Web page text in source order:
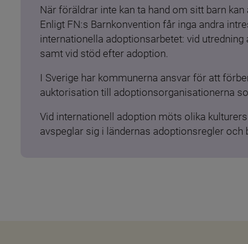
När föräldrar inte kan ta hand om sitt barn
Enligt FN:s Barnkonvention får inga andra
internationella adoptionsarbetet: vid
samt vid stöd efter adoption.
I Sverige har kommunerna ansvar för att
auktorisation till adoptionsorganisationerna
Vid internationell adoption möts olika
avspeglar sig i ländernas adoptionsregler och